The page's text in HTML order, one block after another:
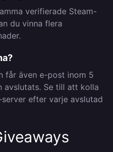
verifierade Steam-
du vinna flera
får även e-post inom 5
avslutats. Se till att kolla
efter varje avslutad